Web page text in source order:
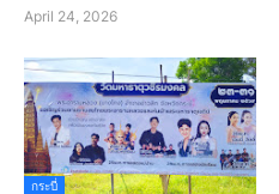
April 24, 2026
กระบี่